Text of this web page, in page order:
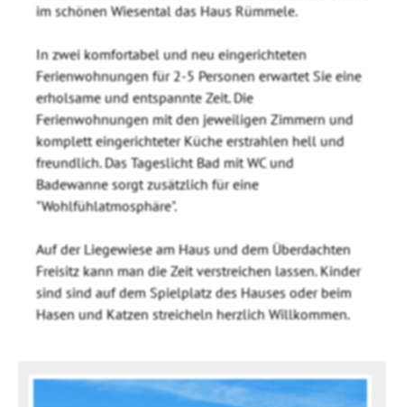
im schönen Wiesental das Haus Rümmele.
In zwei komfortabel und neu eingerichteten
Ferienwohnungen für 2-5 Personen erwartet Sie eine
erholsame und entspannte Zeit. Die
Ferienwohnungen mit den jeweiligen Zimmern und
komplett eingerichteter Küche erstrahlen hell und
freundlich. Das Tageslicht Bad mit WC und
Badewanne sorgt zusätzlich für eine
"Wohlfühlatmosphäre".
Auf der Liegewiese am Haus und dem Überdachten
Freisitz kann man die Zeit verstreichen lassen. Kinder
sind sind auf dem Spielplatz des Hauses oder beim
Hasen und Katzen streicheln herzlich Willkommen.